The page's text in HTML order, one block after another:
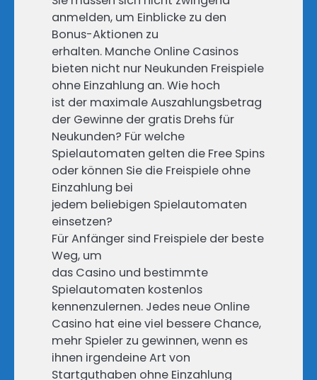
anmelden, um Einblicke zu den
Bonus-Aktionen zu
erhalten. Manche Online Casinos
bieten nicht nur Neukunden Freispiele
ohne Einzahlung an. Wie hoch
ist der maximale Auszahlungsbetrag
der Gewinne der gratis Drehs für
Neukunden? Für welche
Spielautomaten gelten die Free Spins
oder können Sie die Freispiele ohne
Einzahlung bei
jedem beliebigen Spielautomaten
einsetzen?
Für Anfänger sind Freispiele der beste
Weg, um
das Casino und bestimmte
Spielautomaten kostenlos
kennenzulernen. Jedes neue Online
Casino hat eine viel bessere Chance,
mehr Spieler zu gewinnen, wenn es
ihnen irgendeine Art von
Startguthaben ohne Einzahlung